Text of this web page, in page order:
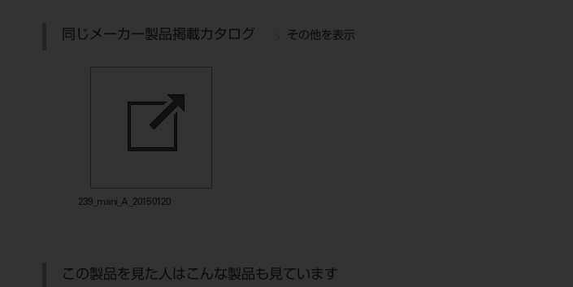
同じメーカー製品掲載カタログ その他を表示
239_mani_A_20150120
この製品を見た人はこんな製品も見ています